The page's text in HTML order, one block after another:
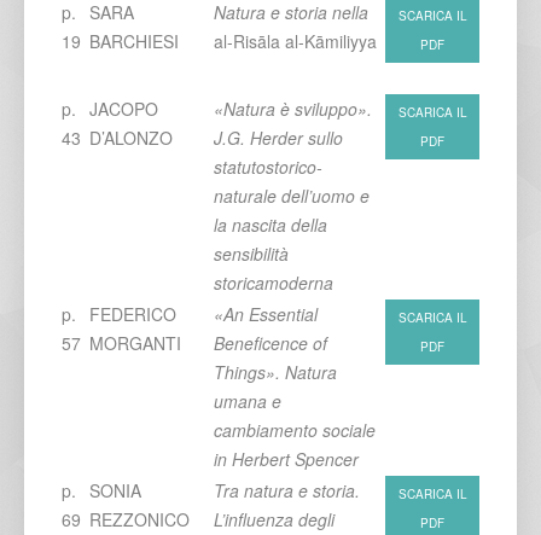
p.
19
SARA
BARCHIESI
Natura e storia nella
al-Risāla al-Kāmiliyya
SCARICA IL
PDF
p.
43
JACOPO
D’ALONZO
«Natura è sviluppo».
J.G. Herder sullo
statutostorico-
naturale dell’uomo e
la nascita della
sensibilità
storicamoderna
SCARICA IL
PDF
p.
57
FEDERICO
MORGANTI
«An Essential
Beneficence of
Things». Natura
umana e
cambiamento sociale
in Herbert Spencer
SCARICA IL
PDF
p.
69
SONIA
REZZONICO
Tra natura e storia.
L’influenza degli
SCARICA IL
PDF